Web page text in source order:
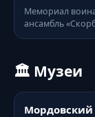
Мемориал
ансамбль
🏛️ Музеи
Мордовский